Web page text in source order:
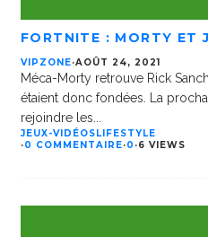
FORTNITE : MORTY ET
VIPZONE·AOÛT 24, 2021
Méca-Morty retrouve Rick
étaient donc fondées. La
rejoindre les
JEUX-VIDÉOS LIFESTYLE
·0 COMMENTAIRE·0 ·6 VIEWS